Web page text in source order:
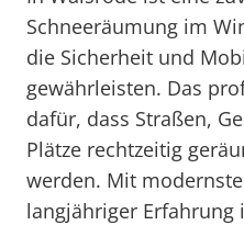
Schneeräumung im
die Sicherheit und
gewährleisten. Das
dafür, dass Straßen,
Plätze rechtzeitig
werden. Mit
langjähriger